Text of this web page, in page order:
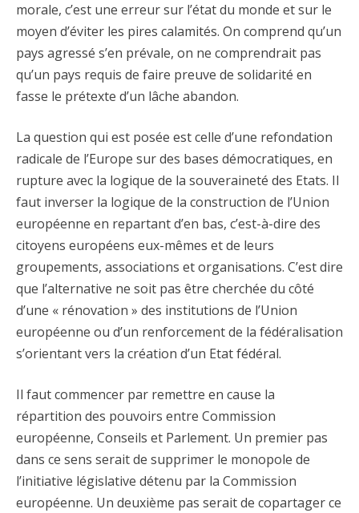
morale, c’est une erreur sur l’état du monde et sur le
moyen d’éviter les pires calamités. On comprend qu’un
pays agressé s’en prévale, on ne comprendrait pas
qu’un pays requis de faire preuve de solidarité en
fasse le prétexte d’un lâche abandon.
La question qui est posée est celle d’une refondation
radicale de l’Europe sur des bases démocratiques, en
rupture avec la logique de la souveraineté des Etats. Il
faut inverser la logique de la construction de l’Union
européenne en repartant d’en bas, c’est-à-dire des
citoyens européens eux-mêmes et de leurs
groupements, associations et organisations. C’est dire
que l’alternative ne soit pas être cherchée du côté
d’une « rénovation » des institutions de l’Union
européenne ou d’un renforcement de la fédéralisation
s’orientant vers la création d’un Etat fédéral.
Il faut commencer par remettre en cause la
répartition des pouvoirs entre Commission
européenne, Conseils et Parlement. Un premier pas
dans ce sens serait de supprimer le monopole de
l’initiative législative détenu par la Commission
européenne. Un deuxième pas serait de copartager ce